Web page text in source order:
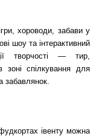
хороводи, забави у
шоу та інтерактивний
творчості — тир,
спілкування для
забавлянок.
івенту можна